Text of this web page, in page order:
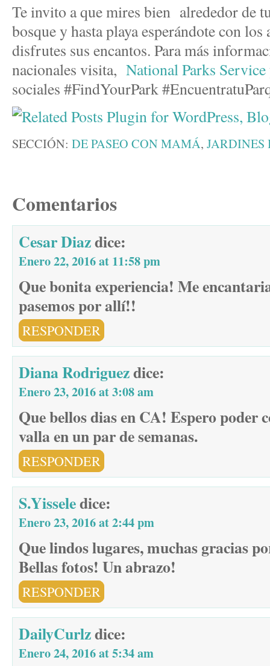
Te invito a que mires bien alrededor de
bosque y hasta playa esperándote con
disfrutes sus encantos. Para más
nacionales visita, National Parks Service
sociales #FindYourPark
SECCIÓN: DE PASEO CON MAMÁ, JARDINES
Comentarios
Cesar Diazdice:
Enero 22, 2016 at 11:58 pm
Que bonita experiencia! Me
pasemos por allí!!
RESPONDER
Diana Rodriguezdice:
Enero 23, 2016 at 3:08 am
Que bellos dias en CA! Espero poder
valla en un par de semanas.
RESPONDER
S.Yisseledice:
Enero 23, 2016 at 2:44 pm
Que lindos lugares, muchas gracias
Bellas fotos! Un abrazo!
RESPONDER
DailyCurlzdice:
Enero 24, 2016 at 5:34 am